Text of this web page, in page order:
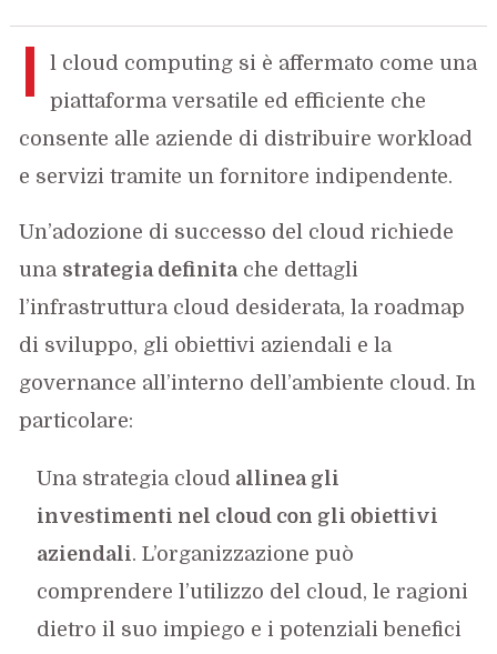
I
l cloud computing si è affermato come una
piattaforma versatile ed efficiente che
consente alle aziende di distribuire workload
e servizi tramite un fornitore indipendente.
Un’adozione di successo del cloud richiede
una strategia definita che dettagli
l’infrastruttura cloud desiderata, la roadmap
di sviluppo, gli obiettivi aziendali e la
governance all’interno dell’ambiente cloud. In
particolare:
Una strategia cloud allinea gli
investimenti nel cloud con gli obiettivi
aziendali. L’organizzazione può
comprendere l’utilizzo del cloud, le ragioni
dietro il suo impiego e i potenziali benefici